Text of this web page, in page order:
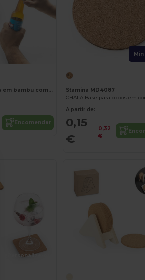
Base para copos em bambu com descapsulador
Encomendar
Min
Stamina MD4087
A partir de:
0,15
€
0,32
€
Personalize-o!